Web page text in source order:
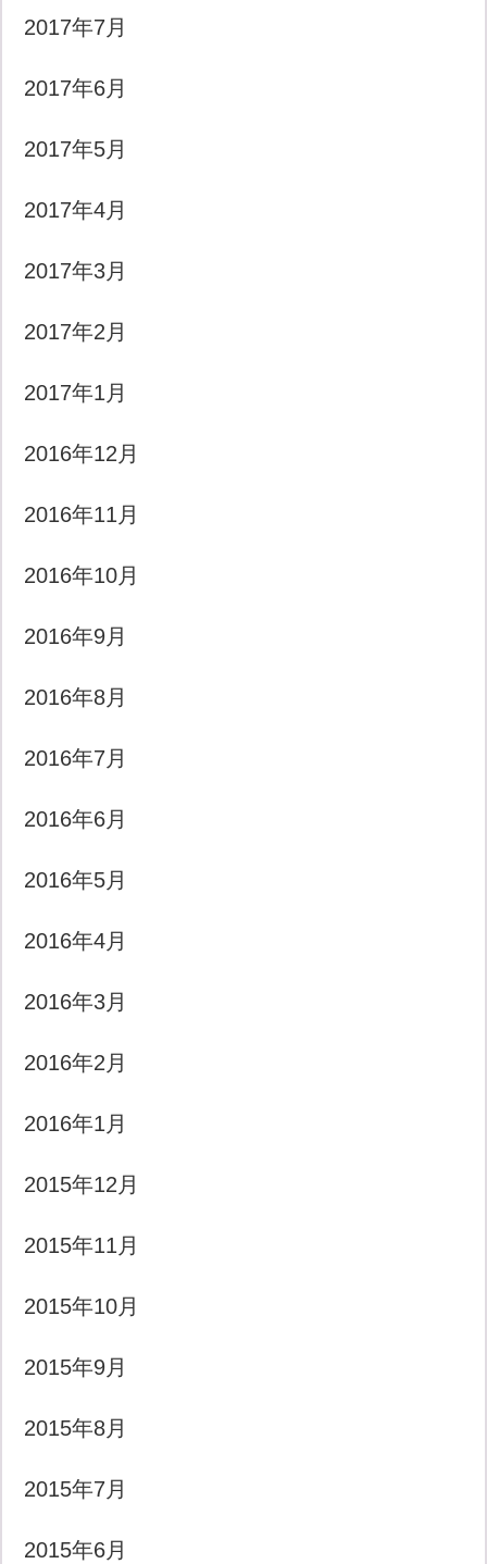
2017年7月
2017年6月
2017年5月
2017年4月
2017年3月
2017年2月
2017年1月
2016年12月
2016年11月
2016年10月
2016年9月
2016年8月
2016年7月
2016年6月
2016年5月
2016年4月
2016年3月
2016年2月
2016年1月
2015年12月
2015年11月
2015年10月
2015年9月
2015年8月
2015年7月
2015年6月